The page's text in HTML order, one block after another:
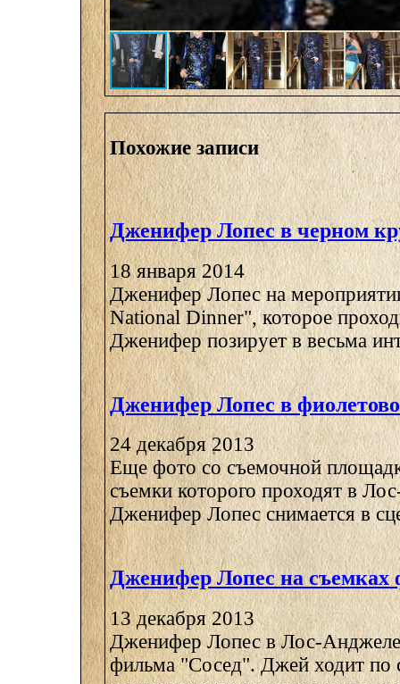
Похожие записи
Дженифер Лопес в черном
18 января 2014
Дженифер Лопес на
National Dinner", которое
Дженифер позирует в весьма
Дженифер Лопес в
24 декабря 2013
Еще фото со съемочной
съемки которого проходят в
Дженифер Лопес снимается в
Дженифер Лопес на съемках
13 декабря 2013
Дженифер Лопес в Лос-
фильма "Сосед". Джей ходит по